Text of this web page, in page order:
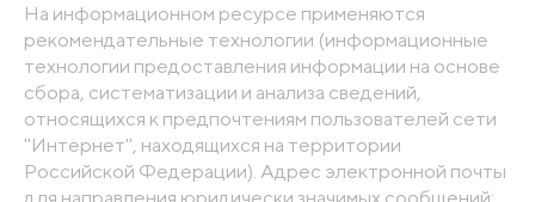
На информационном ресурсе применяются
рекомендательные технологии (информационные
технологии предоставления информации на основе
сбора, систематизации и анализа сведений,
относящихся к предпочтениям пользователей сети
"Интернет", находящихся на территории
Российской Федерации). Адрес электронной почты